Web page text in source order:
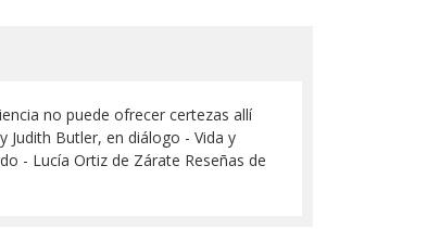
no puede ofrecer certezas allí
Judith Butler, en diálogo - Vida y
- Lucía Ortiz de Zárate Reseñas de